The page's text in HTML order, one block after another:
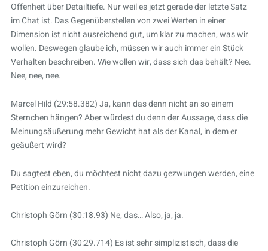
Offenheit über Detailtiefe. Nur weil es jetzt gerade der letzte Satz
im Chat ist. Das Gegenüberstellen von zwei Werten in einer
Dimension ist nicht ausreichend gut, um klar zu machen, was wir
wollen. Deswegen glaube ich, müssen wir auch immer ein Stück
Verhalten beschreiben. Wie wollen wir, dass sich das behält? Nee.
Nee, nee, nee.
Marcel Hild (29:58.382) Ja, kann das denn nicht an so einem
Sternchen hängen? Aber würdest du denn der Aussage, dass die
Meinungsäußerung mehr Gewicht hat als der Kanal, in dem er
geäußert wird?
Du sagtest eben, du möchtest nicht dazu gezwungen werden, eine
Petition einzureichen.
Christoph Görn (30:18.93) Ne, das… Also, ja, ja.
Christoph Görn (30:29.714) Es ist sehr simplizistisch, dass die